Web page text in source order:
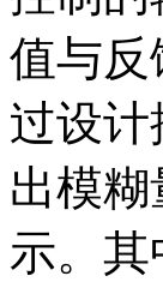
值与反
过设
出模
示。其